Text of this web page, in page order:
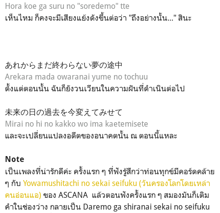
Hora koe ga suru no "soredemo" tte
เห็นไหม ก็คงจะมีเสียงแย้งดังขึ้นต่อว่า "ถึงอย่างนั้น..." สินะ
あれからまだ終わらない夢の途中
Arekara mada owaranai yume no tochuu
ตั้งแต่ตอนนั้น ฉันก็ยังวนเวียนในความฝันที่ดำเนินต่อไป
未来の日の過去を今変えてみせて
Mirai no hi no kakko wo ima kaetemisete
และจะเปลี่ยนแปลงอดีตของอนาคตนั้น ณ ตอนนี้แหละ
Note
เป็นเพลงที่น่ารักดีค่ะ ครั้งแรก ๆ ที่ฟังรู้สึกว่าท่อนทุกข์มีคอร์ดคล้าย
ๆ กับ Yowamushitachi no sekai seifuku (วันครองโลกโดยเหล่า
คนอ่อนแอ) ของ ASCANA แล้วตอนฟังครั้งแรก ๆ สมองมันก็เติม
คำในช่องว่าง กลายเป็น Daremo ga shiranai sekai no seifuku